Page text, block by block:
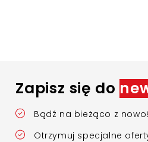
Zapisz się do
Bądź na bieżąco z
Otrzymuj specjalne